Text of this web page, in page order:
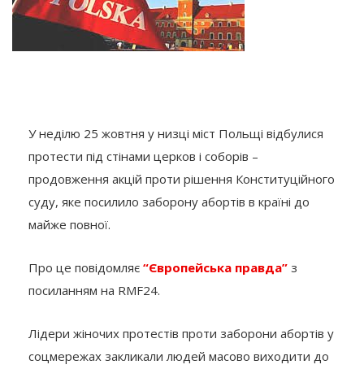
У неділю 25 жовтня у низці міст Польщі відбулися
протести під стінами церков і соборів –
продовження акцій проти рішення Конституційного
суду, яке посилило заборону абортів в країні до
майже повної.
Про це повідомляє “Європейська правда” з
посиланням на RMF24.
Лідери жіночих протестів проти заборони абортів у
соцмережах закликали людей масово виходити до